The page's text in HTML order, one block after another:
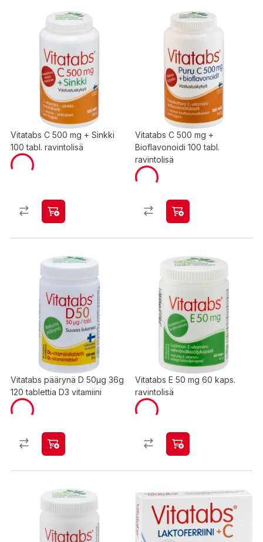
Vitatabs C 500 mg + Sinkki
100 tabl. ravintolisä
Vitatabs C 500 mg +
Bioflavonoidi 100 tabl.
ravintolisä
Vitatabs päärynä D 50µg 36g
120 tablettia D3 vitamiini
Vitatabs E 50 mg 60 kaps.
ravintolisä